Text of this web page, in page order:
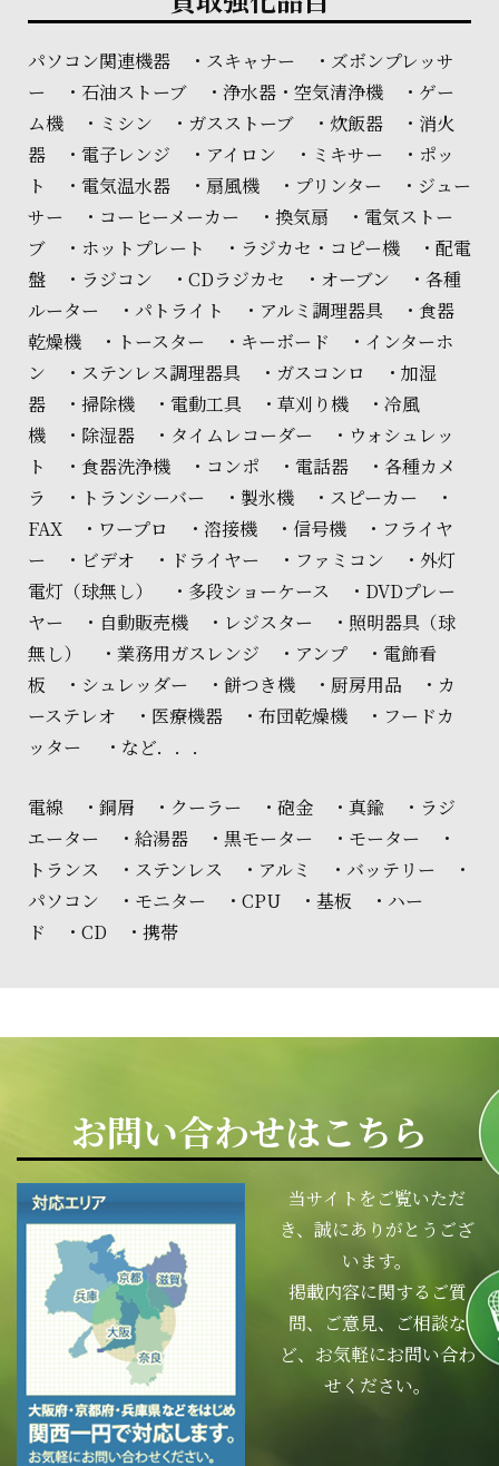
パソコン関連機器 ・スキャナー ・ズボンプレッサ
ー ・石油ストーブ ・浄水器・空気清浄機 ・ゲー
ム機 ・ミシン ・ガスストーブ ・炊飯器 ・消火
器 ・電子レンジ ・アイロン ・ミキサー ・ポッ
ト ・電気温水器 ・扇風機 ・プリンター ・ジュー
サー ・コーヒーメーカー ・換気扇 ・電気ストー
ブ ・ホットプレート ・ラジカセ・コピー機 ・配電
盤 ・ラジコン ・CDラジカセ ・オーブン ・各種
ルーター ・パトライト ・アルミ調理器具 ・食器
乾燥機 ・トースター ・キーボード ・インターホ
ン ・ステンレス調理器具 ・ガスコンロ ・加湿
器 ・掃除機 ・電動工具 ・草刈り機 ・冷風
機 ・除湿器 ・タイムレコーダー ・ウォシュレッ
ト ・食器洗浄機 ・コンポ ・電話器 ・各種カメ
ラ ・トランシーバー ・製氷機 ・スピーカー ・
FAX ・ワープロ ・溶接機 ・信号機 ・フライヤ
ー ・ビデオ ・ドライヤー ・ファミコン ・外灯
電灯（球無し） ・多段ショーケース ・DVDプレー
ヤー ・自動販売機 ・レジスター ・照明器具（球
無し） ・業務用ガスレンジ ・アンプ ・電飾看
板 ・シュレッダー ・餅つき機 ・厨房用品 ・カ
ーステレオ ・医療機器 ・布団乾燥機 ・フードカ
ッター ・など．．．
電線 ・銅屑 ・クーラー ・砲金 ・真鍮 ・ラジ
エーター ・給湯器 ・黒モーター ・モーター ・
トランス ・ステンレス ・アルミ ・バッテリー ・
パソコン ・モニター ・CPU ・基板 ・ハー
ド ・CD ・携帯
お問い合わせはこちら
当サイトをご覧いただ
き、誠にありがとうござ
います。
掲載内容に関するご質
問、ご意見、ご相談な
ど、お気軽にお問い合わ
せください。